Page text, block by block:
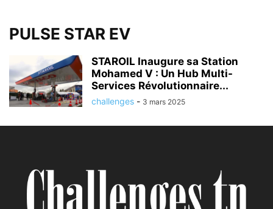
PULSE STAR EV
STAROIL Inaugure sa Station
Mohamed V : Un Hub Multi-
Services Révolutionnaire...
challenges - 3 mars 2025